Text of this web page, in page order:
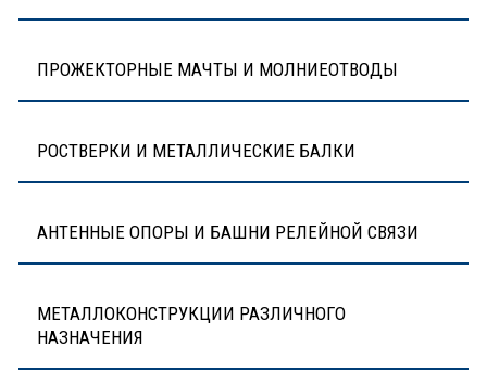
ПРОЖЕКТОРНЫЕ МАЧТЫ И МОЛНИЕОТВОДЫ
РОСТВЕРКИ И МЕТАЛЛИЧЕСКИЕ БАЛКИ
АНТЕННЫЕ ОПОРЫ И БАШНИ РЕЛЕЙНОЙ СВЯЗИ
МЕТАЛЛОКОНСТРУКЦИИ РАЗЛИЧНОГО
НАЗНАЧЕНИЯ